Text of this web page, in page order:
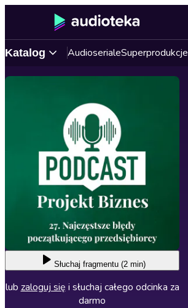
Katalog AudioserialeSuperprodukcje
Słuchaj fragmentu (2 min)
lub zaloguj się i słuchaj całego odcinka za
darmo